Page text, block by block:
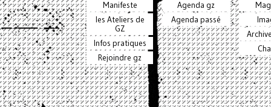
Manifeste
les Ateliers de
GZ
Infos pratiques
Rejoindre gz
Agenda gz
Agenda passé